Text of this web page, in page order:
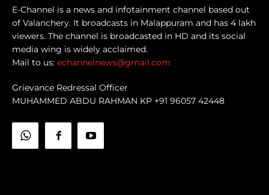
E-Channel is a news and infotainment channel based out
of Valanchery. It broadcasts in Malappuram and has 4 lakh
viewers. The channel is broadcasted in HD and its social
media wing is widely acclaimed.
Mail to us: echannelnews@gmail.com
Grievance Redressal Officer
MUHAMMED ABDU RAHMAN KP +91 96057 42448